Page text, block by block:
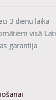
3 dienu laikā
visā
garantija